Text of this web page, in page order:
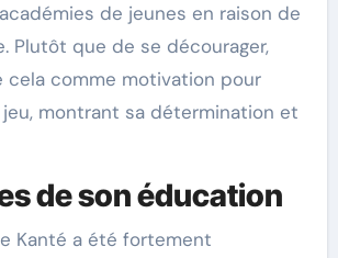
de jeunes en raison de
Plutôt que de se décourager,
cela comme motivation pour
montrant sa détermination et
de son éducation
Kanté a été fortement